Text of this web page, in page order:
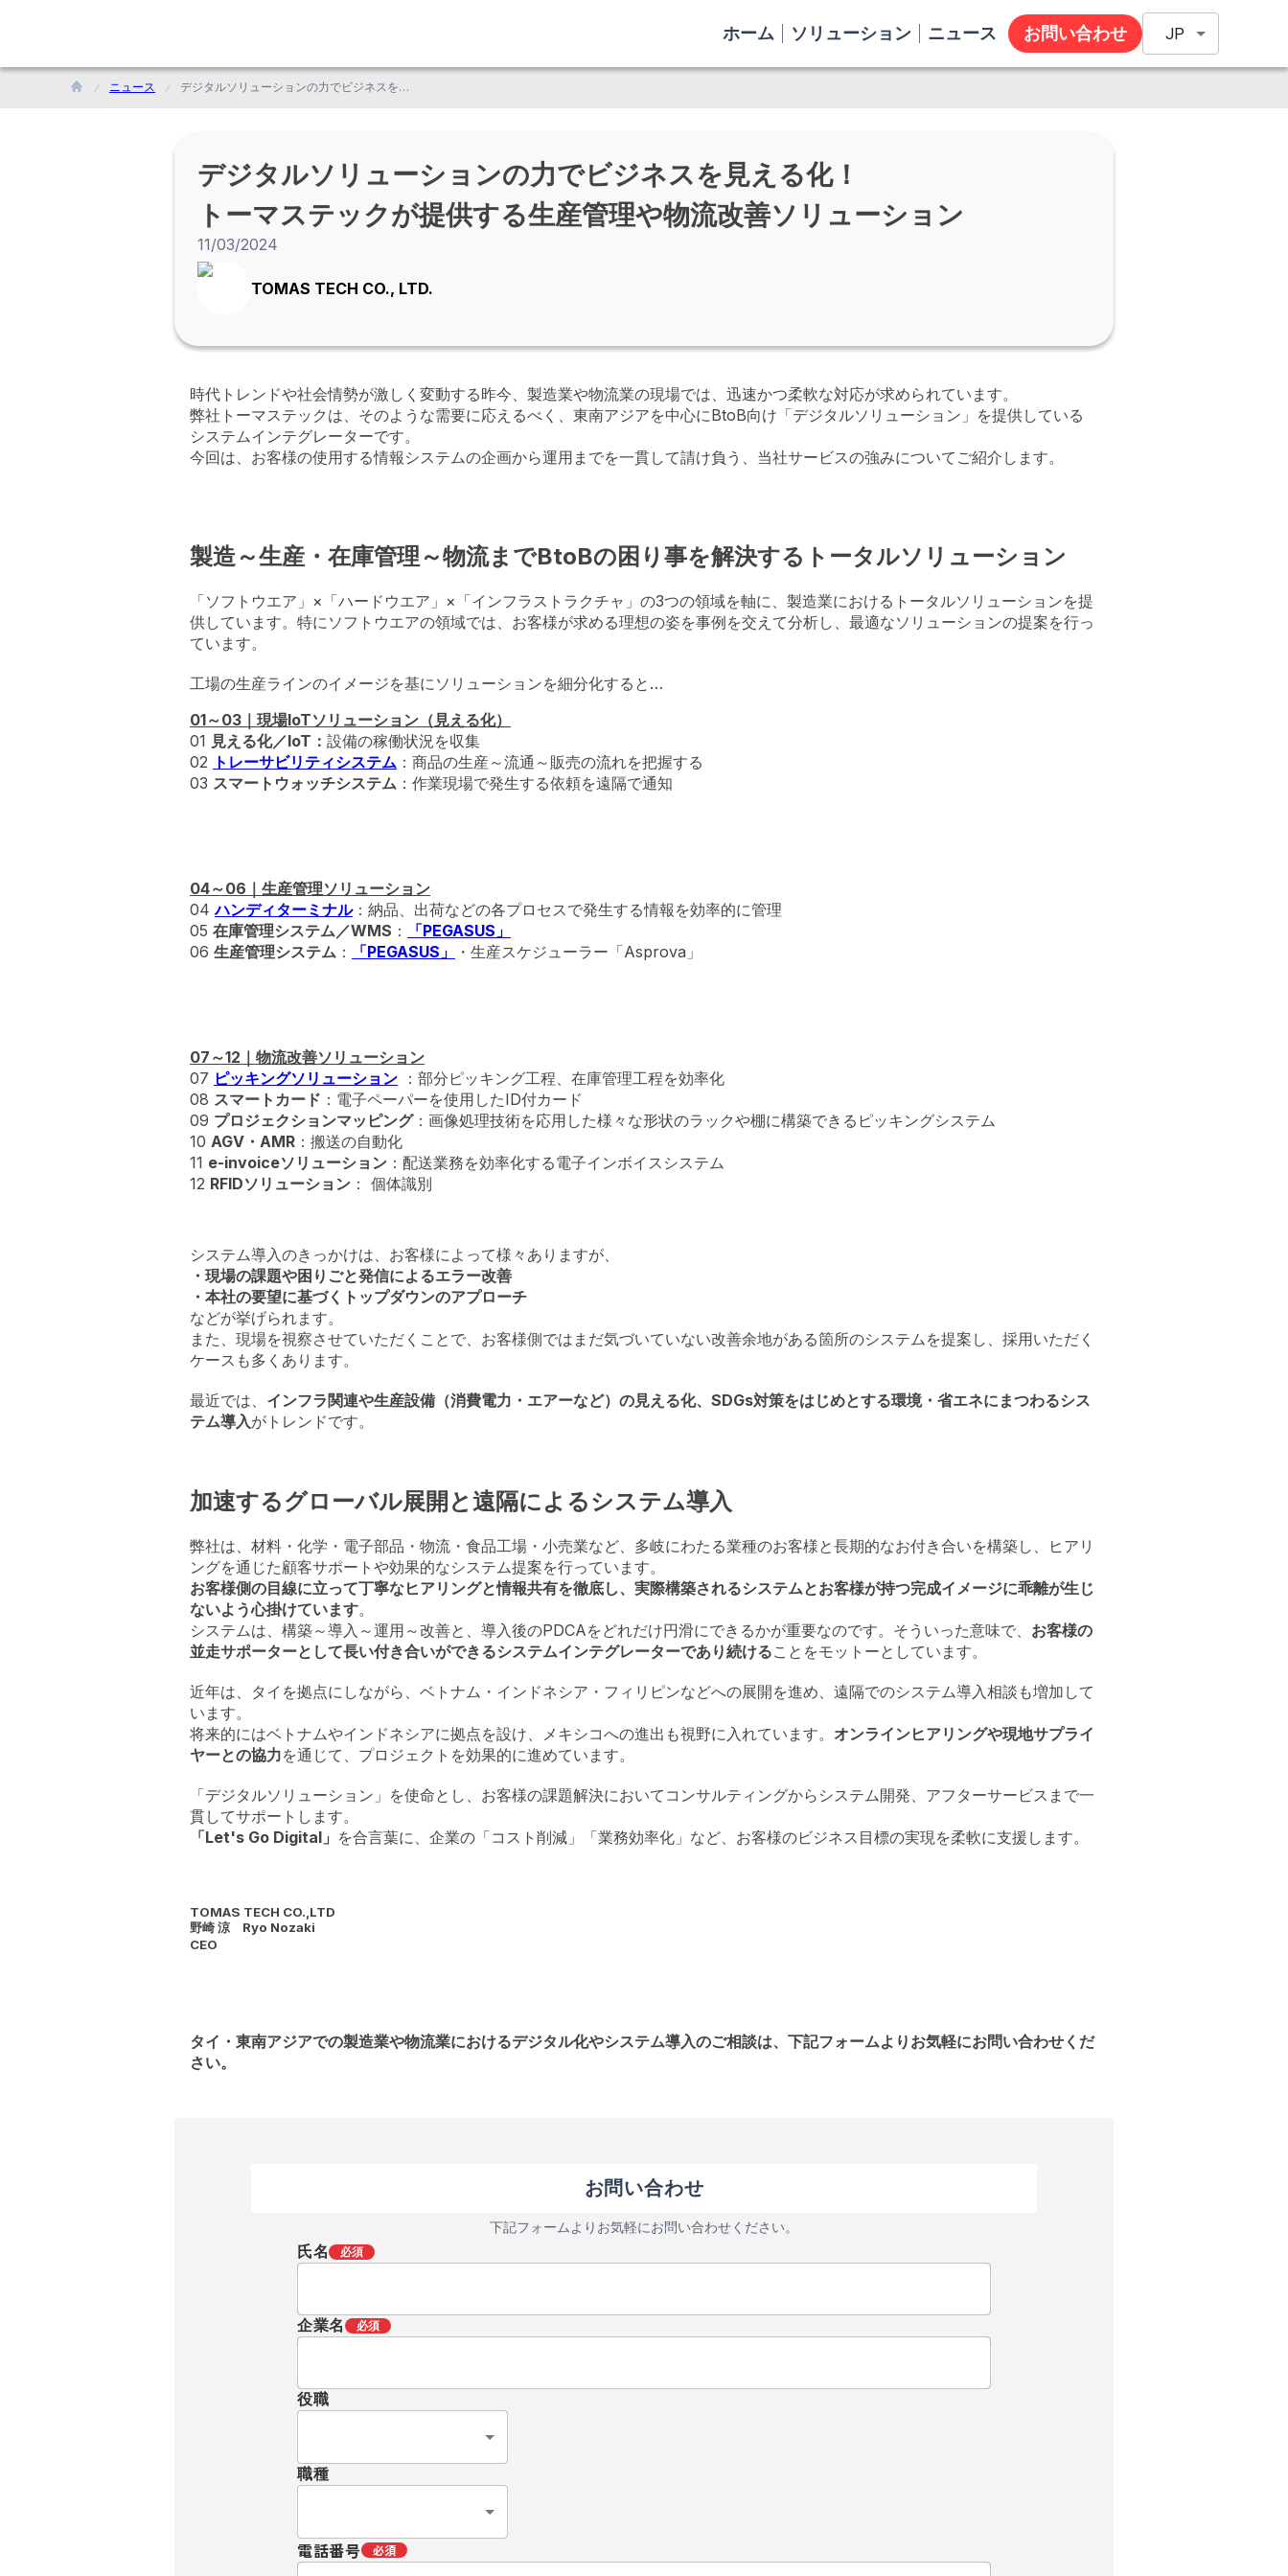
ホーム ソリューション ニュース お問い合わせ JP
ニュース デジタルソリューションの力でビジネスを見える化！<br>トーマステックが提供する生産管理や物流改善ソリューション
デジタルソリューションの力でビジネスを見える化！
トーマステックが提供する生産管理や物流改善ソリューション
11/03/2024
TOMAS TECH CO., LTD.
時代トレンドや社会情勢が激しく変動する昨今、製造業や物流業の現場では、迅速かつ柔軟な対応が求められています。
弊社トーマステックは、そのような需要に応えるべく、東南アジアを中心にBtoB向け「デジタルソリューション」を提供している
システムインテグレーターです。
今回は、お客様の使用する情報システムの企画から運用までを一貫して請け負う、当社サービスの強みについてご紹介します。
製造～生産・在庫管理～物流までBtoBの困り事を解決するトータルソリューション
「ソフトウエア」×「ハードウエア」×「インフラストラクチャ」の3つの領域を軸に、製造業におけるトータルソリューションを提
供しています。特にソフトウエアの領域では、お客様が求める理想の姿を事例を交えて分析し、最適なソリューションの提案を行っ
ています。
工場の生産ラインのイメージを基にソリューションを細分化すると…
01～03｜現場IoTソリューション（見える化）
01 見える化／IoT： 設備の稼働状況を収集
02 トレーサビリティシステム ：商品の生産～流通～販売の流れを把握する
03 スマートウォッチシステム ：作業現場で発生する依頼を遠隔で通知
04～06｜生産管理ソリューション
04ハンディターミナル：納品、出荷などの各プロセスで発生する情報を効率的に管理
05 在庫管理システム／WMS ：
「PEGASUS」
06 生産管理システム ： 「PEGASUS」 ・生産スケジューラー「Asprova」
07～12｜物流改善ソリューション
07 ピッキングソリューション ：部分ピッキング工程、在庫管理工程を効率化
08 スマートカード ：電子ペーパーを使用したID付カード
09 プロジェクションマッピング：画像処理技術を応用した様々な形状のラックや棚に構築できるピッキングシステム
10 AGV・AMR ：搬送の自動化
11 e-invoiceソリューション ：配送業務を効率化する電子インボイスシステム
12 RFIDソリューション ： 個体識別
システム導入のきっかけは、お客様によって様々ありますが、
・現場の課題や困りごと発信によるエラー改善
・本社の要望に基づくトップダウンのアプローチ
などが挙げられます。
また、現場を視察させていただくことで、お客様側ではまだ気づいていない改善余地がある箇所のシステムを提案し、採用いただく
ケースも多くあります。
最近では、 インフラ関連や生産設備（消費電力・エアーなど）の見える化、SDGs対策をはじめとする環境・省エネにまつわるシス
テム導入がトレンドです。
加速するグローバル展開と遠隔によるシステム導入
弊社は、材料・化学・電子部品・物流・食品工場・小売業など、多岐にわたる業種のお客様と長期的なお付き合いを構築し、ヒアリ
ングを通じた顧客サポートや効果的なシステム提案を行っています。
お客様側の目線に立って丁寧なヒアリングと情報共有を徹底し、実際構築されるシステムとお客様が持つ完成イメージに乖離が生じ
ないよう心掛けています。
システムは、構築～導入～運用～改善と、導入後のPDCAをどれだけ円滑にできるかが重要なのです。そういった意味で、 お客様の
並走サポーターとして長い付き合いができるシステムインテグレーターであり続けることをモットーとしています。
近年は、タイを拠点にしながら、ベトナム・インドネシア・フィリピンなどへの展開を進め、遠隔でのシステム導入相談も増加して
います。
将来的にはベトナムやインドネシアに拠点を設け、メキシコへの進出も視野に入れています。 オンラインヒアリングや現地サプライ
ヤーとの協力を通じて、プロジェクトを効果的に進めています。
「デジタルソリューション」を使命とし、お客様の課題解決においてコンサルティングからシステム開発、アフターサービスまで一
貫してサポートします。
「Let's Go Digital」 を合言葉に、企業の「コスト削減」「業務効率化」など、お客様のビジネス目標の実現を柔軟に支援します。
TOMAS TECH CO.,LTD
野崎 涼 Ryo Nozaki
CEO
タイ・東南アジアでの製造業や物流業におけるデジタル化やシステム導入のご相談は、下記フォームよりお気軽にお問い合わせくだ
さい。
お問い合わせ
下記フォームよりお気軽にお問い合わせください。
氏名 必須
企業名 必須
役職
職種
電話番号 必須